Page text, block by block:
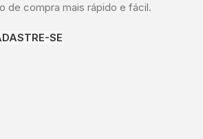
de compra mais rápido e fácil.
SE